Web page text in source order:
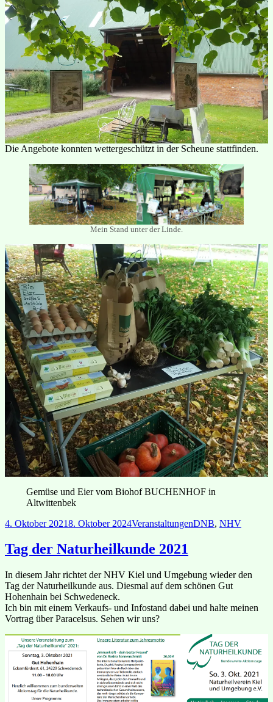
Die Angebote konnten wettergeschützt in der Scheune stattfinden.
Mein Stand unter der Linde.
Gemüse und Eier vom Biohof BUCHENHOF in
Altwittenbek
Veröffentlicht
4. Oktober 20218. Oktober 2024Kategorien
VeranstaltungenSchlagwörter
DNB, NHV
Tag der Naturheilkunde 2021
In diesem Jahr richtet der NHV Kiel und Umgebung wieder den
Tag der Naturheilkunde aus. Diesmal auf dem schönen Gut
Hohenhain bei Schwedeneck.
Ich bin mit einem Verkaufs- und Infostand dabei und halte meinen
Vortrag über Paracelsus. Sehen wir uns?